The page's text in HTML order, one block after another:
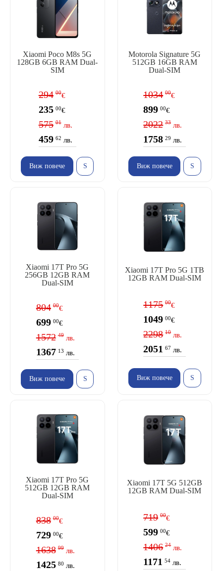
Xiaomi Poco M8s 5G
128GB 6GB RAM Dual-
SIM
294 00€
235 00€
575 01лв.
459 62 лв.
Виж повече
Motorola Signature 5G
512GB 16GB RAM
Dual-SIM
1034 00€
899 00€
2022 33лв.
1758 29 лв.
Виж повече
Xiaomi 17T Pro 5G
256GB 12GB RAM
Dual-SIM
804 00€
699 00€
1572 49лв.
1367 13 лв.
Виж повече
Xiaomi 17T Pro 5G 1TB
12GB RAM Dual-SIM
1175 00€
1049 00€
2298 10лв.
2051 67 лв.
Виж повече
Xiaomi 17T Pro 5G
512GB 12GB RAM
Dual-SIM
838 00€
729 00€
1638 99лв.
1425 80 лв.
Xiaomi 17T 5G 512GB
12GB RAM Dual-SIM
719 00€
599 00€
1406 24лв.
1171 54 лв.